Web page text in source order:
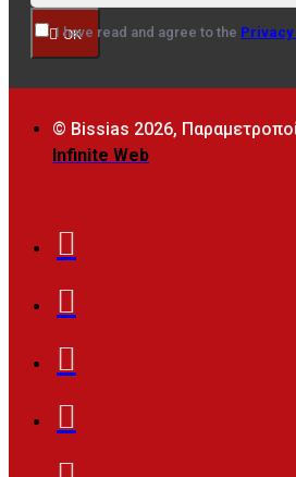
OK
I have read and agree to the
© Bissias 2026,
Infinite Web